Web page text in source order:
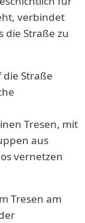
verbindet
die Straße zu
Straße
Tresen, mit
aus
vernetzen
Tresen am